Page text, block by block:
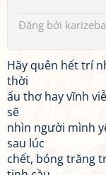
Đăng bởi
Hãy quên hết trí
thời
ấu thơ hay vĩnh
sẽ
nhìn người mình
sau lúc
chết, bóng trăng